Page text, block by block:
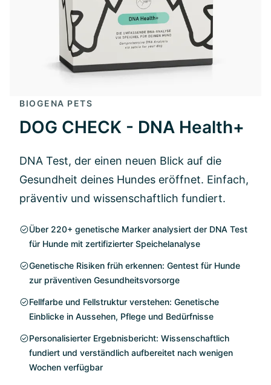
BIOGENA PETS
DOG CHECK - DNA Health+
DNA Test, der einen neuen Blick auf die
Gesundheit deines Hundes eröffnet. Einfach,
präventiv und wissenschaftlich fundiert.
Über 220+ genetische Marker analysiert der DNA Test
für Hunde mit zertifizierter Speichelanalyse
Genetische Risiken früh erkennen: Gentest für Hunde
zur präventiven Gesundheitsvorsorge
Fellfarbe und Fellstruktur verstehen: Genetische
Einblicke in Aussehen, Pflege und Bedürfnisse
Personalisierter Ergebnisbericht: Wissenschaftlich
fundiert und verständlich aufbereitet nach wenigen
Wochen verfügbar